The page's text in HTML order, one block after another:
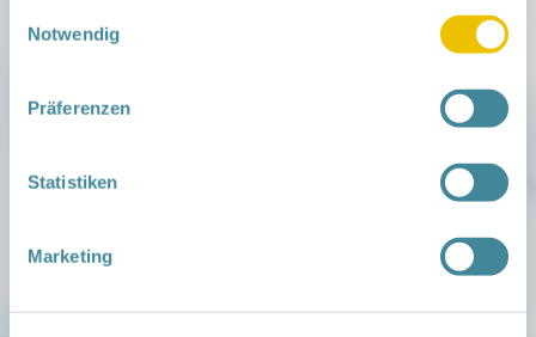
Notwendig
Präferenzen
Statistiken
Marketing
Infos für Familien
Zu deiner Region